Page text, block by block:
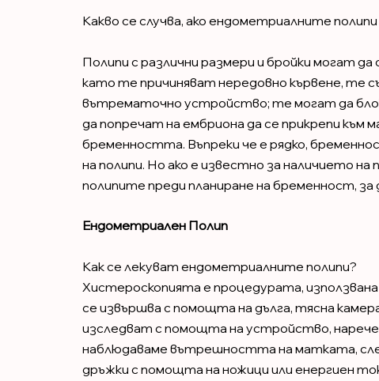
Какво се случва, ако ендометриалните
Полипи с различни размери и бройки могат
като те причиняват нередовно кървене, те
вътрематочно устройство; те могат да
да попречат на ембриона да се прикрепи към
бременността. Въпреки че е рядко,
на полипи. Но ако е известно за наличието
полипите преди планиране на бременност, за
Ендометриален Полип
Как се лекуват ендометриалните полипи?
Хистероскопията е процедурата,
се извършва с помощта на дълга, тясна
изследват с помощта на устройство,
наблюдаваме вътрешността на матката,
дръжки с помощта на ножици или енергиен